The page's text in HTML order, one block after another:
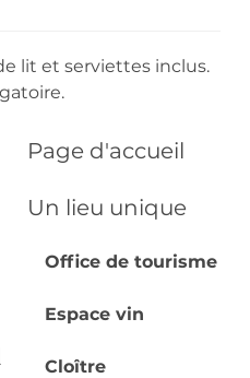
Page d'accueil
Un lieu unique
Office de tourisme
Espace vin
Cloître
lit et serviettes inclus.